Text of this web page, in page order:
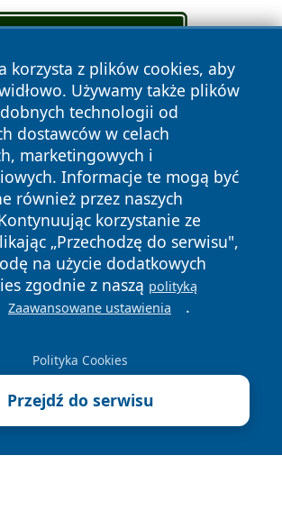
korzysta z plików cookies, aby
Używamy także plików
technologii od
dostawców w celach
marketingowych i
Informacje te mogą być
również przez naszych
korzystanie ze
„Przechodzę do serwisu",
na użycie dodatkowych
zgodnie z naszą polityką
Zaawansowane ustawienia .
Polityka Cookies
Przejdź do serwisu
kielceinfo.pl Wszystkie prawa zastrzeżone.
Polityka
Polityka